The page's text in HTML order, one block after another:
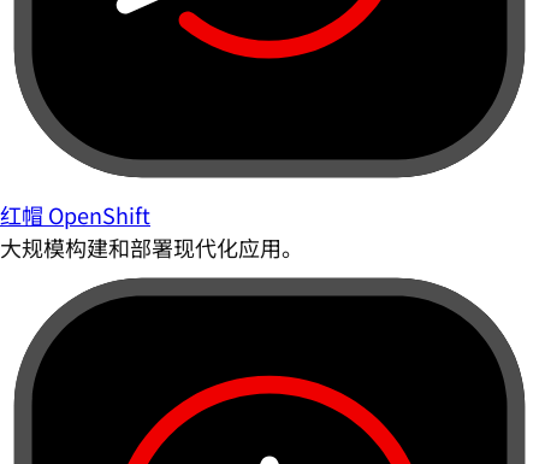
红帽 OpenShift
大规模构建和部署现代化应用。